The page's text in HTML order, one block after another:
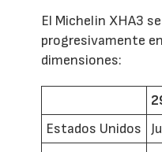
El Michelin XHA3
progresivamente
dimensiones:
Estados Unidos